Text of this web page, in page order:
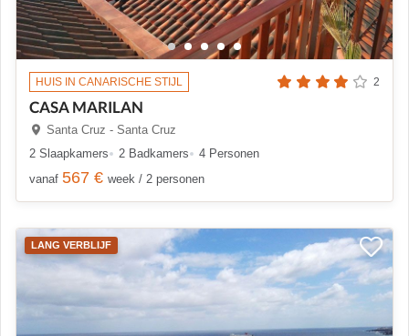
HUIS IN CANARISCHE STIJL 2
CASA MARILAN
Santa Cruz - Santa Cruz
2 Slaapkamers
2 Badkamers
4 Personen
vanaf 567 € week / 2 personen
LANG VERBLIJF